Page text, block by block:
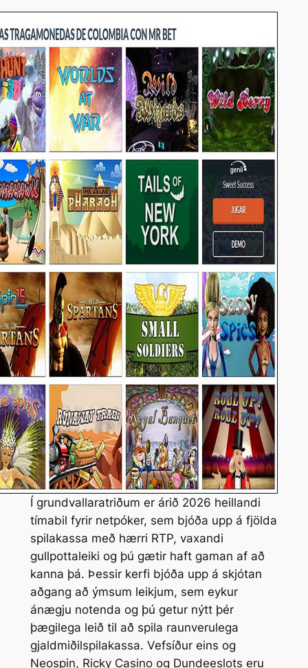
Í grundvallaratriðum er árið 2026 heillandi
tímabil fyrir netpóker, sem bjóða upp á fjölda
spilakassa með hærri RTP, vaxandi
gullpottaleiki og þú gætir haft gaman af að
kanna þá. Þessir kerfi bjóða upp á skjótan
aðgang að ýmsum leikjum, sem eykur
ánægju notenda og þú getur nýtt þér
þægilega leið til að spila raunverulega
gjaldmiðilspilakassa. Vefsíður eins og
Neospin, Ricky Casino og Dundeeslots eru